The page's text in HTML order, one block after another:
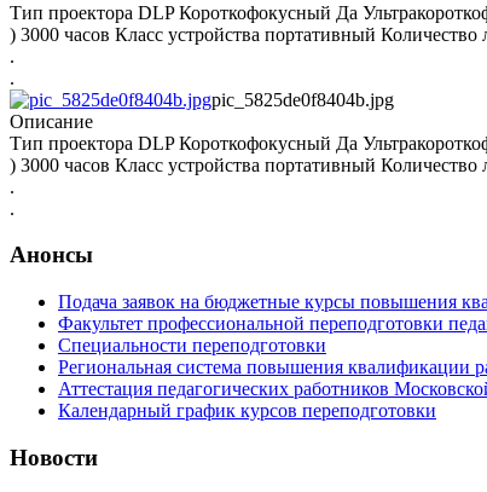
Тип проектора DLP Короткофокусный Да
) 3000 часов Класс устройства портативный
.
.
pic_5825de0f8404b.jpg
Описание
Тип проектора DLP Короткофокусный Да
) 3000 часов Класс устройства портативный
.
.
Анонсы
Подача заявок на бюджетные курсы повышения
Факультет профессиональной переподготовки
Специальности переподготовки
Региональная система повышения квалификации
Аттестация педагогических работников
Календарный график курсов переподготовки
Новости